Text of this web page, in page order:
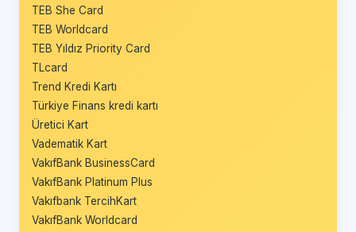
TEB She Card
TEB Worldcard
TEB Yıldız Priority Card
TLcard
Trend Kredi Kartı
Türkiye Finans kredi kartı
Üretici Kart
Vadematik Kart
VakıfBank BusinessCard
VakıfBank Platinum Plus
Vakıfbank TercihKart
VakıfBank Worldcard